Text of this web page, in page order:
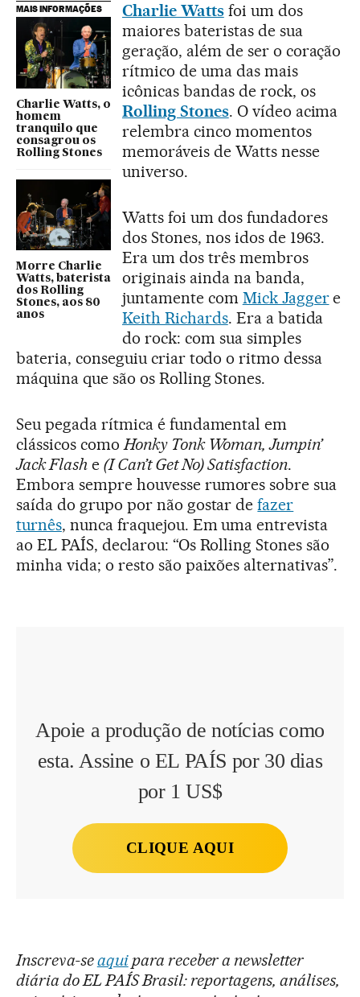
MAIS INFORMAÇÕES
Charlie Watts, o
homem
tranquilo que
consagrou os
Rolling Stones
Morre Charlie
Watts, baterista
dos Rolling
Stones, aos 80
anos
Charlie Wattsfoi um dos
maiores bateristas de sua
geração, além de ser o coração
rítmico de uma das mais
icônicas bandas de rock, os
Rolling Stones. O vídeo acima
relembra cinco momentos
memoráveis de Watts nesse
universo.
Watts foi um dos fundadores
dos Stones, nos idos de 1963.
Era um dos três membros
originais ainda na banda,
juntamente com Mick Jaggere
Keith Richards. Era a batida
do rock: com sua simples
bateria, conseguiu criar todo o ritmo dessa
máquina que são os Rolling Stones.
Seu pegada rítmica é fundamental em
clássicos comoHonky Tonk Woman, Jumpin’
Jack Flashe (I Can’t Get No) Satisfaction.
Embora sempre houvesse rumores sobre sua
saída do grupo por não gostar defazer
turnês, nunca fraquejou. Em uma entrevista
ao EL PAÍS, declarou: “Os Rolling Stones são
minha vida; o resto são paixões alternativas”.
Apoie a produção de notícias como
esta. Assine o EL PAÍS por 30 dias
por 1 US$
CLIQUE AQUI
Inscreva-seaquipara receber a newsletter
diária do EL PAÍS Brasil: reportagens, análises,